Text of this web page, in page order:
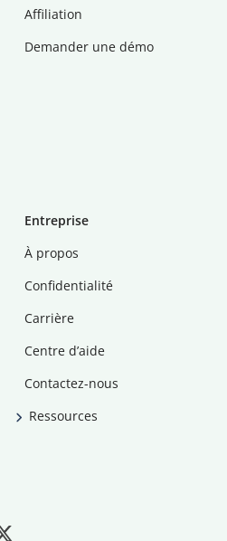
Affiliation
Demander une démo
Entreprise
À propos
Confidentialité
Carrière
Centre d’aide
Contactez-nous
Ressources